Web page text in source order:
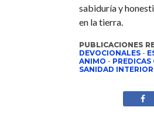
sabiduría y
en la tierra.
PUBLICACIONES
DEVOCIONALES-
ANIMO -
SANIDAD